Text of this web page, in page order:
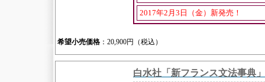
2017年2月3日（金）新発売！
希望小売価格 ：20,900円（税込）
白水社「新フランス文法事典」